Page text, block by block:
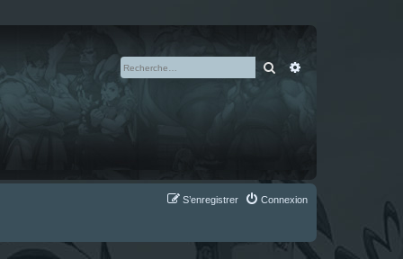
Rechercher
Connexion
S’enregistrer